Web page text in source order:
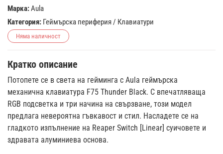
Марка:Aula
Категория: Геймърска периферия/ Клавиатури
Няма наличност
Кратко описание
Потопете се в света на гейминга с Aula геймърска
механична клавиатура F75 Thunder Black. С впечатляваща
RGB подсветка и три начина на свързване, този модел
предлага невероятна гъвкавост и стил. Насладете се на
гладкото изпълнение на Reaper Switch [Linear] суичовете и
здравата алуминиева основа.